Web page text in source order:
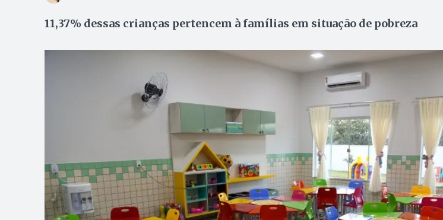
11,37% dessas crianças pertencem à famílias em situação de pobreza